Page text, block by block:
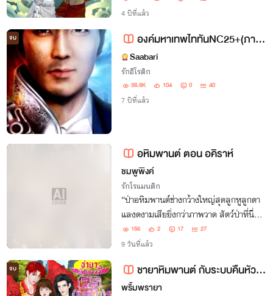
4 ปีที่แล้ว
จบ องค์มหาเทพไททันNC25+(ภาคต่อองค์มหาราชเพชรสายฟ้า NC25+)
Saabari
รักอีโรติก
38.8K 104 0 40
7 ปีที่แล้ว
อหิมพานต์ ตอน อคิราห์
ชมพูพิงค์
รักโรแมนติก
“ป่าอหิมพานต์ช่างกว้างใหญ่สุดลูกหูลูกตา
แลงดงามเสียยิ่งกว่าภาพวาด สัตว์ป่าที่นี่ก็
ช่างเป็นที่น่าอัศจรรย์แก่ผู้ได้พบเห็น”
156 2 17 27
9 วันที่แล้ว
จบ ชายาหิมพานต์ กับระบบคืนหัวใจสี่ราชา [มี E-Book]
พริ้มพรายา